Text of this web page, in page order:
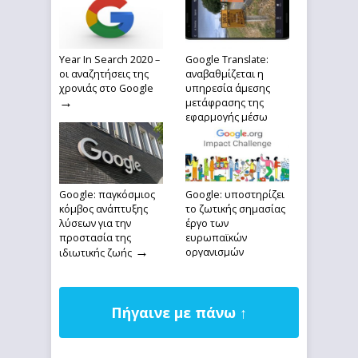
Year In Search 2020 –
οι αναζητήσεις της
χρονιάς στο Google
→
Google Translate:
αναβαθμίζεται η
υπηρεσία άμεσης
μετάφρασης της
εφαρμογής μέσω
κάμερας→
Google: παγκόσμιος
κόμβος ανάπτυξης
λύσεων για την
προστασία της
ιδιωτικής ζωής →
Google: υποστηρίζει
το ζωτικής σημασίας
έργο των
ευρωπαϊκών
οργανισμών
Πήγαινε με πάνω ↑